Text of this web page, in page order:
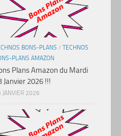
BONS-PLANS / TECHNOS
PLANS AMAZON
Plans Amazon du Mardi
Janvier 2026 !!!
JANVIER 2026